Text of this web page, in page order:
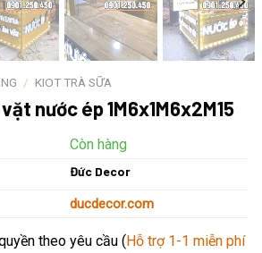
/ KIOT TRÀ SỮA
nước ép 1M6x1M6x2M15
Còn hàng
Đức Decor
ducdecor.com
theo yêu cầu (Hỗ trợ 1-1 miễn phí